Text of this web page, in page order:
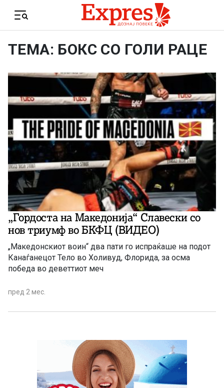
Menu
ТЕМА: БОКС СО ГОЛИ РАЦЕ
„Гордоста на Македонија“ Славески со
нов триумф во БКФЦ (ВИДЕО)
„Македонскиот воин“ два пати го испраќаше на подот
Канаѓанецот Тело во Холивуд, Флорида, за осма
победа во деветтиот меч
пред 2 мес.